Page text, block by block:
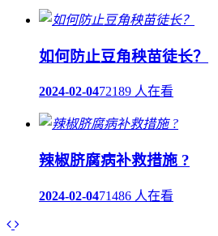
如何防止豆角秧苗徒长？
2024-02-0472189 人在看
辣椒脐腐病补救措施 ?
2024-02-0471486 人在看